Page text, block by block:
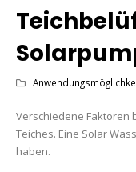
Verschiedene Faktoren
Teiches. Eine Solar
haben.